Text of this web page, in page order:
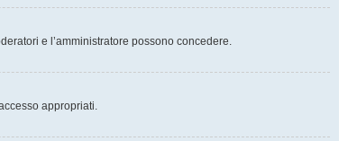
e l’amministratore possono concedere.
appropriati.